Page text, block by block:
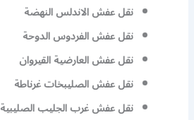
نقل عفش الاندلس النهضة
نقل عفش الفردوس الدوحة
نقل عفش العارضية القيروان
نقل عفش الصليبخات غرناطة
نقل عفش غرب الجليب الصليبية